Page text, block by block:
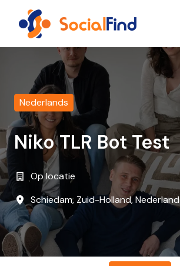
contenu
Page d'accueil
Nederlands
Niko TLR Bot Test
Op locatie
Schiedam, Zuid-Holland,Nederland